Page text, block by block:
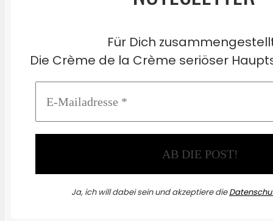
Für Dich
Die Crème de la Crème seriöser
Ja, ich will dabei sein und akzeptiere die